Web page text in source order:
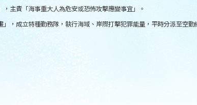
主責「海事重大人為危安或恐怖攻擊應變事宜」。
，成立特種勤務隊，執行海域、岸際打擊犯罪能量，平時分派至空